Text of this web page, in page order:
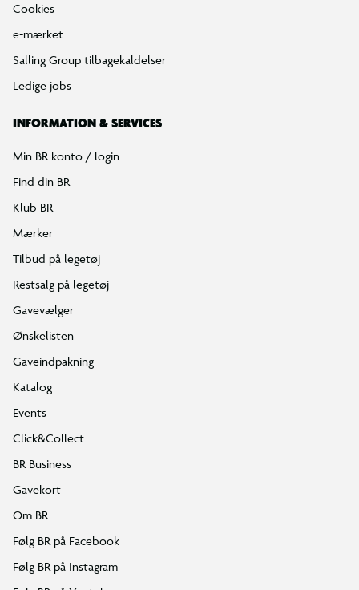
Cookies
e-mærket
Salling Group tilbagekaldelser
Ledige jobs
INFORMATION & SERVICES
Min BR konto / login
Find din BR
Klub BR
Mærker
Tilbud på legetøj
Restsalg på legetøj
Gavevælger
Ønskelisten
Gaveindpakning
Katalog
Events
Click&Collect
BR Business
Gavekort
Om BR
Følg BR på Facebook
Følg BR på Instagram